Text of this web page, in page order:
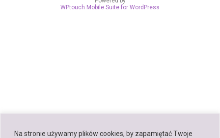
Na stronie używamy plików cookies, by zapamiętać Twoje
WPtouch Mobile Suite for WordPress